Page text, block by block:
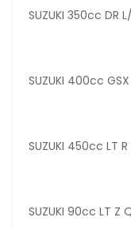
SUZUKI 350cc DR
SUZUKI 400cc
SUZUKI 450cc LT
SUZUKI 90cc LT